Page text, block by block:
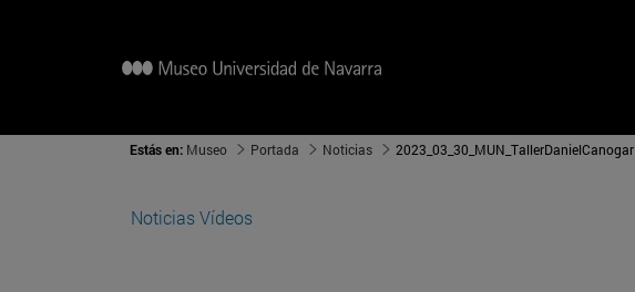
Estás en: Museo Portada Noticias 2023_03_30_MUN_TallerDanielCanogar
Noticias Vídeos